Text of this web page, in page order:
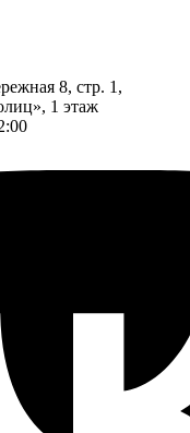
8, стр. 1,
1 этаж